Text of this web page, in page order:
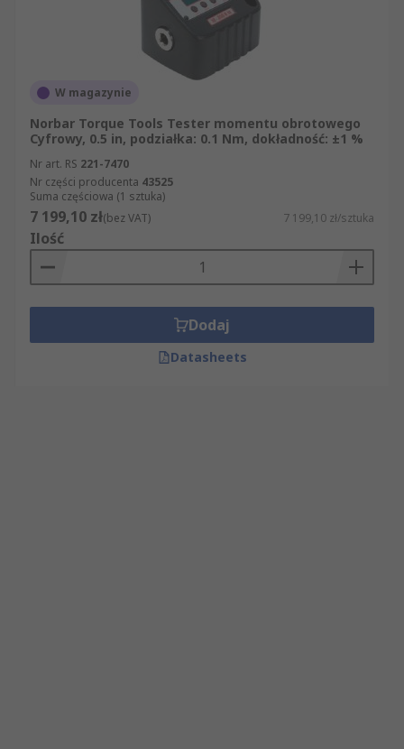
W magazynie
Norbar Torque Tools Tester momentu obrotowego
Cyfrowy, 0.5 in, podziałka: 0.1 Nm, dokładność: ±1 %
Nr art. RS 221-7470
Nr części producenta 43525
Suma częściowa (1 sztuka)
7 199,10 zł(bez VAT) 7 199,10 zł/sztuka
Ilość
Dodaj
Datasheets